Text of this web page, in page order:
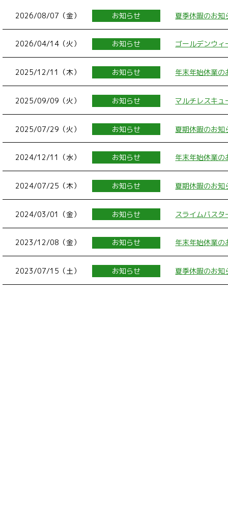
2026/08/07（金） お知らせ 夏季休暇のお知
2026/04/14（火） お知らせ ゴールデンウ
2025/12/11（木） お知らせ 年末年始休業の
2025/09/09（火） お知らせ マルチレスキュ
2025/07/29（火） お知らせ 夏期休暇のお知
2024/12/11（水） お知らせ 年末年始休業の
2024/07/25（木） お知らせ 夏期休暇のお知
2024/03/01（金） お知らせ スライムバスタ
2023/12/08（金） お知らせ 年末年始休業の
2023/07/15（土） お知らせ 夏季休暇のお知